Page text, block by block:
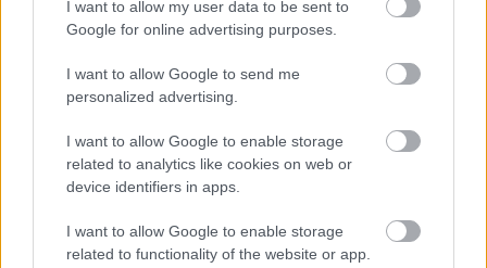
I want to allow my user data to be sent to
Google for online advertising purposes.
I want to allow Google to send me
personalized advertising.
I want to allow Google to enable storage
related to analytics like cookies on web or
device identifiers in apps.
I want to allow Google to enable storage
related to functionality of the website or app.
Arra azért kíváncsiak lennénk, hogy a srác a rendőrökkel